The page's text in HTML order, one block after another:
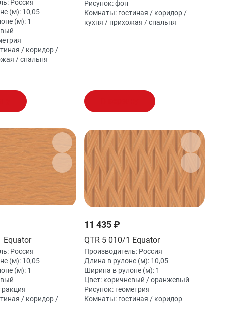
Россия
(м): 10,05
(м): 1
/ коридор /
/ спальня
Рисунок:фон
Комнаты: гостиная / коридор /
кухня / прихожая / спальня
Equator
Россия
(м): 10,05
(м): 1
/ коридор /
11 435 ₽
QTR 5 010/1 Equator
Производитель: Россия
Длина в рулоне (м): 10,05
Ширина в рулоне (м): 1
Цвет: коричневый / оранжевый
Рисунок: геометрия
Комнаты: гостиная / коридор